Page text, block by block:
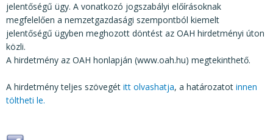
jelentőségű ügy. A vonatkozó jogszabályi előírásoknak
megfelelően a nemzetgazdasági szempontból kiemelt
jelentőségű ügyben meghozott döntést az OAH hirdetményi úton
közli.
A hirdetmény az OAH honlapján (www.oah.hu) megtekinthető.
A hirdetmény teljes szövegét itt olvashatja, a határozatot innen
töltheti le.